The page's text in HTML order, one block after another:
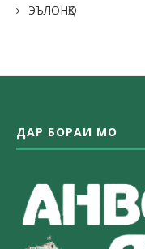
ЭЪЛОНҲО
ДАР БОРАИ МО